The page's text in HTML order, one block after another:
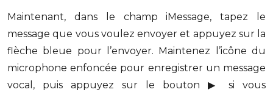
Maintenant, dans le champ iMessage, tapez le
message que vous voulez envoyer et appuyez sur la
flèche bleue pour l’envoyer. Maintenez l’icône du
microphone enfoncée pour enregistrer un message
vocal, puis appuyez sur le bouton ▶︎ si vous